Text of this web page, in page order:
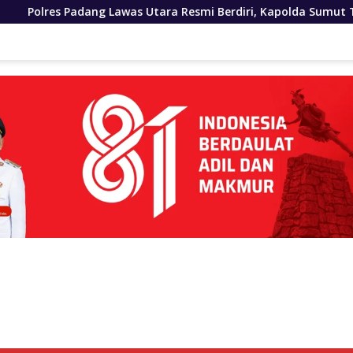
Utara Resmi Berdiri, Kapolda Sumut Tekankan Pelayanan